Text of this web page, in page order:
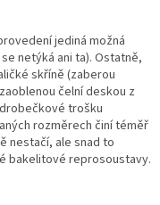
jediná možná
netýká ani ta). Ostatně,
skříně (zaberou
čelní deskou z
trošku
rozměrech činí téměř
nestačí, ale snad to
bakelitové reprosoustavy.